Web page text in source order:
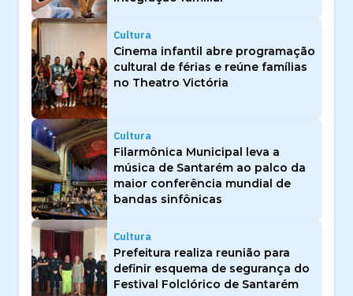
Cultura
Cinema infantil abre programação
cultural de férias e reúne famílias
no Theatro Victória
Cultura
Filarmônica Municipal leva a
música de Santarém ao palco da
maior conferência mundial de
bandas sinfônicas
Cultura
Prefeitura realiza reunião para
definir esquema de segurança do
Festival Folclórico de Santarém